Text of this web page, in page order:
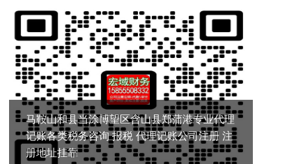
马鞍山和县当涂博望区含山县郑蒲港专业代理
记账各类税务咨询 报税 代理记账公司注册 注
册地址挂靠